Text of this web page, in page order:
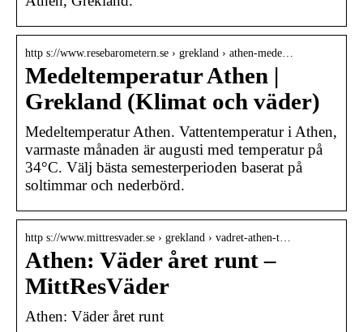
http s://www.resebarometern.se › grekland › athen-mede…
Medeltemperatur Athen |
Grekland (Klimat och väder)
Medeltemperatur Athen. Vattentemperatur i Athen,
varmaste månaden är augusti med temperatur på
34°C. Välj bästa semesterperioden baserat på
soltimmar och nederbörd.
http s://www.mittresvader.se › grekland › vadret-athen-t…
Athen: Väder året runt –
MittResVäder
Athen: Väder året runt